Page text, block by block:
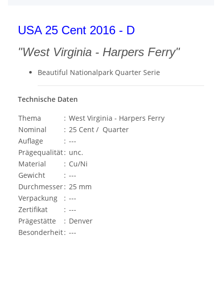
USA 25 Cent 2016 - D
"West Virginia - Harpers Ferry"
Beautiful Nationalpark Quarter Serie
Technische Daten
Thema
: West Virginia - Harpers Ferry
Nominal
: 25 Cent / Quarter
Auflage
: ---
Prägequalität: unc.
Material
: Cu/Ni
Gewicht
: ---
Durchmesser: 25 mm
Verpackung
: ---
Zertifikat
: ---
Prägestätte
: Denver
Besonderheit: ---